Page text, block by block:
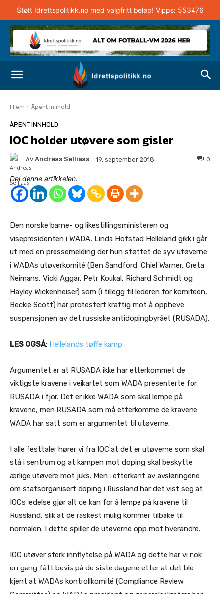
Støtt Idrettspolitikk.no med valgfritt beløp! Vipps: 553476
Hjem Åpent innhold
ÅPENT INNHOLD
IOC holder utøvere som gisler
Av Andreas Selliaas 19. september 2018 0
Del denne artikkelen:
Den norske barne- og likestillingsministeren og
visepresidenten i WADA, Linda Hofstad Helleland gikk i går
ut med en pressemelding der hun støttet de syv utøverne
i WADAs utøverkomité (Ben Sandford, Chiel Warner, Greta
Neimans, Vicki Aggar, Petr Koukal, Richard Schmidt og
Hayley Wickenheiser) som (i tillegg til lederen for komiteen,
Beckie Scott) har protestert kraftig mot å oppheve
suspensjonen av det russiske antidopingbyrået (RUSADA).
LES OGSÅ: Hellelands tøffe kamp
Argumentet er at RUSADA ikke har etterkommet de
viktigste kravene i veikartet som WADA presenterte for
RUSADA i fjor. Det er ikke WADA som skal lempe på
kravene, men RUSADA som må etterkomme de kravene
WADA har satt som er argumentet til utøverne.
I alle festtaler hører vi fra IOC at det er utøverne som skal
stå i sentrum og at kampen mot doping skal beskytte
ærlige utøvere mot juks. Men i etterkant av avsløringene
om statsorganisert doping i Russland har det vist seg at
IOCs ledelse gjør alt de kan for å lempe på kravene til
Russland, slik at de raskest mulig kommer tilbake til
normalen. I dette spiller de utøverne opp mot hverandre.
IOC utøver sterk innflytelse på WADA og dette har vi nok
en gang fått bevis på de siste dagene etter at det ble
kjent at WADAs kontrollkomité (Compliance Review